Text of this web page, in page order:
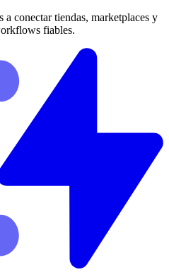
a conectar tiendas, marketplaces y
fiables.